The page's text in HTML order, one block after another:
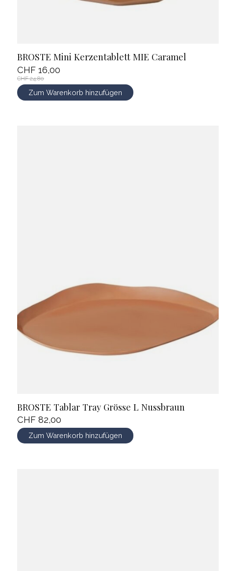
BROSTE Mini Kerzentablett MIE Caramel
CHF 16,00
CHF 24,80
Zum Warenkorb hinzufügen
BROSTE Tablar Tray Grösse L Nussbraun
CHF 82,00
Zum Warenkorb hinzufügen